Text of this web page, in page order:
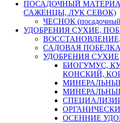
ПОСАДОЧНЫЙ
САЖЕНЦЫ, ЛУК СЕВОК)
ЧЕСНОК (посадочный
УДОБРЕНИЯ СУХИЕ,
САДОВАЯ
УДОБРЕНИЯ СУХИЕ
БИОГУМУС,
КОНСКИЙ,
ОСЕННИЕ